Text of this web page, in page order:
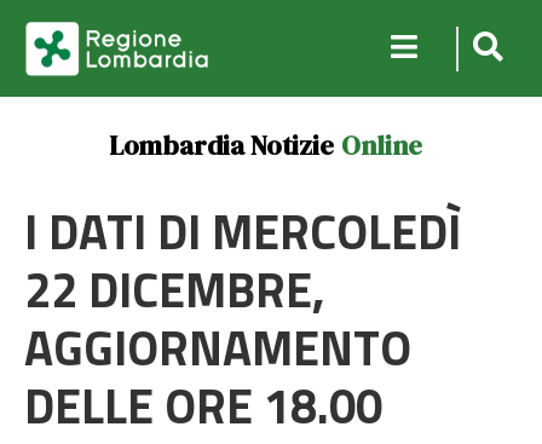
Lombardia Notizie Online
I DATI DI MERCOLEDÌ
22 DICEMBRE,
AGGIORNAMENTO
DELLE ORE 18.00